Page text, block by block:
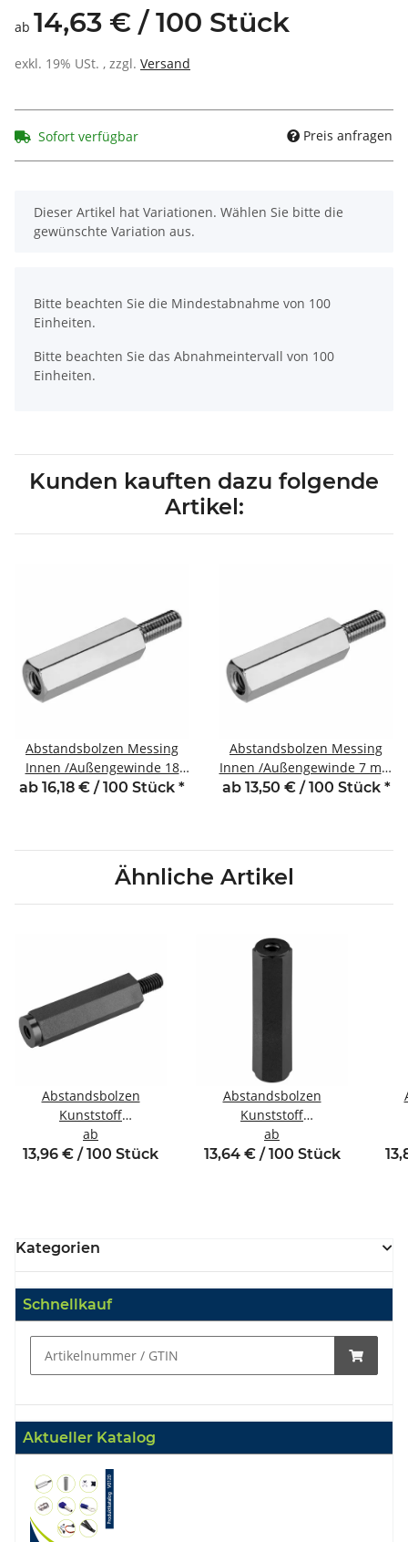
ab 14,63 € / 100 Stück
exkl. 19% USt. , zzgl. Versand
Sofort verfügbar Preis anfragen
x
Dieser Artikel hat Variationen. Wählen Sie bitte die
gewünschte Variation aus.
Bitte beachten Sie die Mindestabnahme von 100
Einheiten.
Bitte beachten Sie das Abnahmeintervall von 100
Einheiten.
Kunden kauften dazu folgende
Artikel:
Abstandsbolzen Messing
Innen /Außengewinde 18
mm M2,5 SW5 AG 6
ab 16,18 € / 100 Stück *
Abstandsbolzen Messing
Innen /Außengewinde 7 mm
M2,5 SW5 AG 6
ab 13,50 € / 100 Stück *
Ähnliche Artikel
Abstandsbolzen
Kunststoff
Innen/Außengewinde
M3 SW6
ab
13,96 € / 100 Stück
Abstandsbolzen
Kunststoff
Innen/Innengewinde
M2,5 SW5
ab
13,64 € / 100 Stück
Kategorien
Schnellkauf
Aktueller Katalog